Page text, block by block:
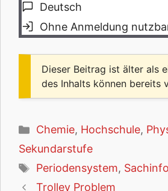
Deutsch
Ohne Anmeldung
Dieser Beitrag ist älter als
des Inhalts können bereits
Kategorien
Chemie, Hochschule,
Sekundarstufe
Schlagwörter
Periodensystem,
Trolley Problem